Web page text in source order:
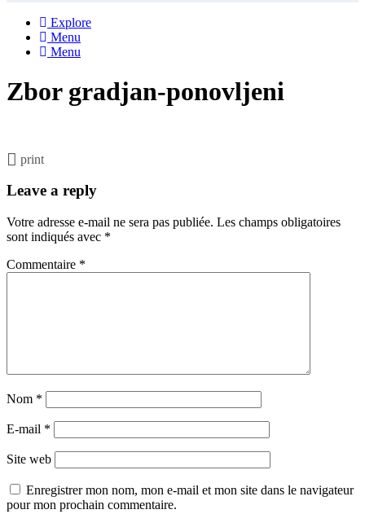
Explore
Menu
Menu
Zbor gradjan-ponovljeni
print
Leave a reply
Votre adresse e-mail ne sera pas publiée. Les champs obligatoires
sont indiqués avec *
Commentaire *
Nom *
E-mail *
Site web
Enregistrer mon nom, mon e-mail et mon site dans le navigateur
pour mon prochain commentaire.